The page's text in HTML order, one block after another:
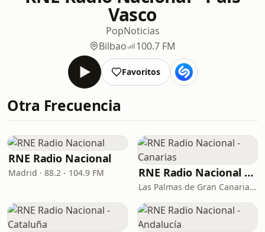
Vasco
PopNoticias
Bilbao
100.7 FM
Favoritos
Otra Frecuencia
RNE Radio Nacional
Madrid · 88.2 - 104.9 FM RNE Radio Nacional - Canarias
Las Palmas de Gran Canaria · 92.8 FM